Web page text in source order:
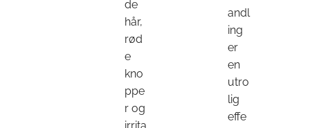
de
hår,
rød
e
kno
ppe
r og
andl
ing
er
en
utro
lig
effe